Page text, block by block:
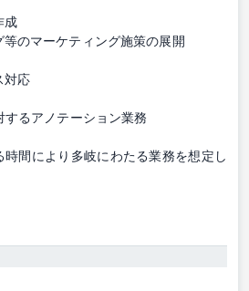
成
等のマーケティング施策の展開
対応
するアノテーション業務
間により多岐にわたる業務を想定し